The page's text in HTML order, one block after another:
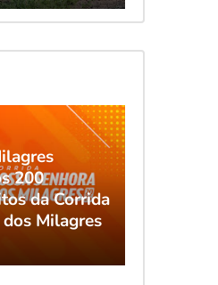
200
da Corrida
Milagres